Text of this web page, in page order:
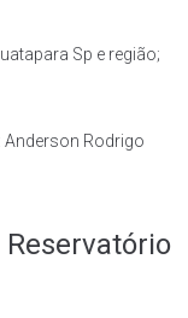
Sp e região;
Anderson Rodrigo